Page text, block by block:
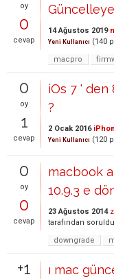
oy
0
cevap
14 Ağustos 2019
Yeni Kullanıcı (140
macpro
0
oy
1
cevap
iOs 7 ' den
?
2 Ocak 2016
Yeni Kullanıcı (120
0
oy
0
cevap
macbook
10.9.3 e
23 Ağustos 2014
tarafından soruldu
downgrade
+1
ı mac